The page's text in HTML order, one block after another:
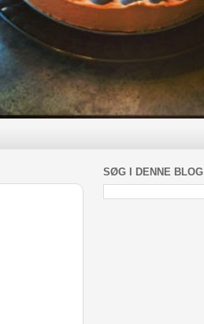
SØG I DENNE BLOG